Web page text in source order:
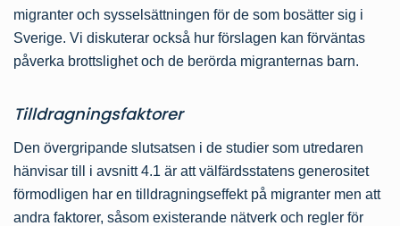
migranter och sysselsättningen för de som bosätter sig i
Sverige. Vi diskuterar också hur förslagen kan förväntas
påverka brottslighet och de berörda migranternas barn.
Tilldragningsfaktorer
Den övergripande slutsatsen i de studier som utredaren
hänvisar till i avsnitt 4.1 är att välfärdsstatens generositet
förmodligen har en tilldragningseffekt på migranter men att
andra faktorer, såsom existerande nätverk och regler för